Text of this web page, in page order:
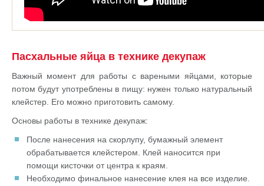
Пасхальные яйца в технике декупаж
Важный момент для работы с вареными яйцами, которые
потом будут употреблены в пищу: нужен только натуральный
клейстер. Его можно приготовить самому.
Основы работы в технике декупаж:
После нанесения на скорлупу, бумажный элемент
обрабатывается клейстером. Клей наносится при
помощи кисточки от центра к краям.
Необходимо финальное нанесение клея на все изделие.